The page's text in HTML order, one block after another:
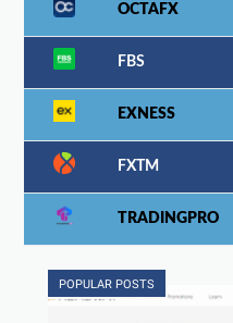
OCTAFX
FBS
EXNESS
FXTM
TRADINGPRO
POPULAR POSTS